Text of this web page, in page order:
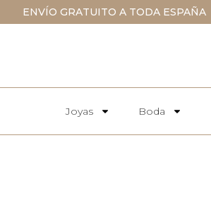
ENVÍO GRATUITO A TODA ESPAÑA
Joyas Boda